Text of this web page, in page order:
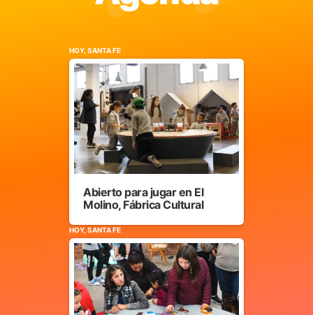
HOY, SANTA FE
Abierto para jugar en El
Molino, Fábrica Cultural
HOY, SANTA FE